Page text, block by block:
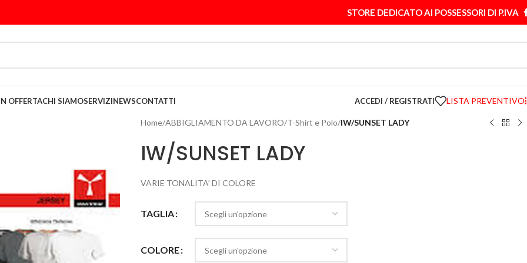
STORE DEDICATO AI POSSESSORI DI P.IVA
OFFERTACHI SIAMOSERVIZINEWSCONTATTI ACCEDI / REGISTRATI LISTA PREVENTIVO
Home/ABBIGLIAMENTO DA LAVORO/T-Shirt e Polo/IW/SUNSET LADY
IW/SUNSET LADY
VARIE TONALITA’ DI COLORE
TAGLIA
COLORE